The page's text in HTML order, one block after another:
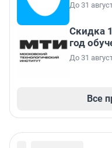
До 31
Скидка
год
До 31
Все